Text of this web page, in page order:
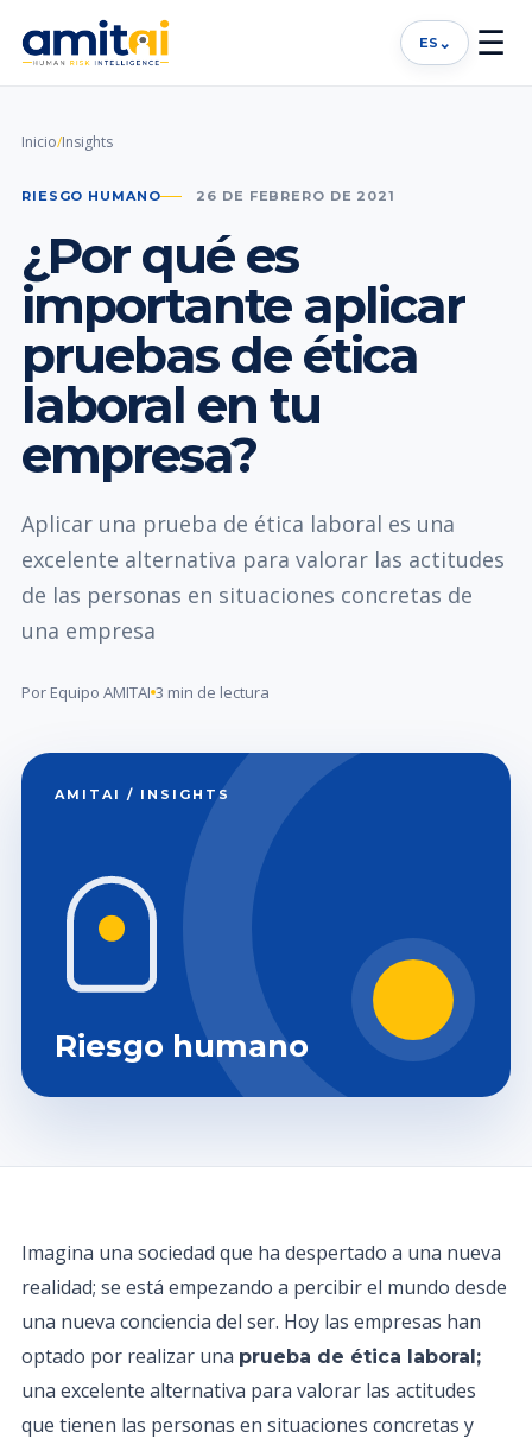
ES ⌄ ☰
Inicio/Insights
RIESGO HUMANO 26 DE FEBRERO DE 2021
¿Por qué es
importante aplicar
pruebas de ética
laboral en tu
empresa?
Aplicar una prueba de ética laboral es una
excelente alternativa para valorar las actitudes
de las personas en situaciones concretas de
una empresa
Por Equipo AMITAI 3 min de lectura
AMITAI / INSIGHTS
Riesgo humano
Imagina una sociedad que ha despertado a una nueva
realidad; se está empezando a percibir el mundo desde
una nueva conciencia del ser. Hoy las empresas han
optado por realizar una prueba de ética laboral;
una excelente alternativa para valorar las actitudes
que tienen las personas en situaciones concretas y